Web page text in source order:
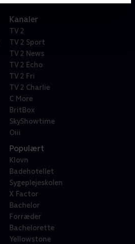
Kanaler
TV 2
TV 2 Sport
TV 2 News
TV 2 Echo
TV 2 Fri
TV 2 Charlie
C More
BritBox
SkyShowtime
Oiii
Populært
Klovn
Badehotellet
Sygeplejeskolen
X Factor
Bachelor
Forræder
Bachelorette
Yellowstone